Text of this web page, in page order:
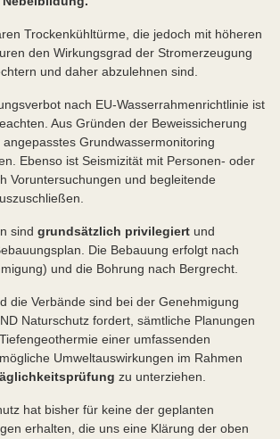
Trockenkühltürme, die jedoch mit höheren
den Wirkungsgrad der Stromerzeugung
und daher abzulehnen sind.
nach EU-Wasserrahmenrichtlinie ist
Aus Gründen der Beweissicherung
Grundwassermonitoring
Ebenso ist Seismizität mit Personen- oder
Voruntersuchungen und begleitende
sind grundsätzlich privilegiert und
Die Bebauung erfolgt nach
und die Bohrung nach Bergrecht.
die Verbände sind bei der Genehmigung
Naturschutz fordert, sämtliche Planungen
einer umfassenden
Umweltauswirkungen im Rahmen
zu unterziehen.
hat bisher für keine der geplanten
erhalten, die uns eine Klärung der oben